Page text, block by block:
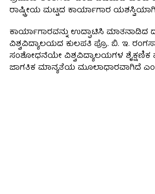
ರಾಷ್ಟ್ರೀಯ ಮಟ್ಟದ ಕಾರ್ಯಾಗಾರ
ಕಾರ್ಯಾಗಾರವನ್ನು ಉದ್ಘಾಟಿಸಿ ಮಾತನಾಡಿದ
ವಿಶ್ವವಿದ್ಯಾಲಯದ ಕುಲಪತಿ ಪ್ರೊ. ಬಿ. ಇ.
ಸಂಶೋಧನೆಯೇ ವಿಶ್ವವಿದ್ಯಾಲಯಗಳ ಶೈಕ್ಷಣಿಕ
ಜಾಗತಿಕ ಮಾನ್ಯತೆಯ ಮೂಲಾಧಾರವಾಗಿದೆ